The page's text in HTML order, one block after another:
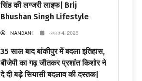
सिंह की लग्जरी लाइफ| Brij
Bhushan Singh Lifestyle
NANDANI अगस्त 4, 2026
35 साल बाद बांकीपुर में बदला इतिहास,
बीजेपी का गढ़ जीतकर प्रशांत किशोर ने
दे दी बड़े सियासी बदलाव की दस्तक|